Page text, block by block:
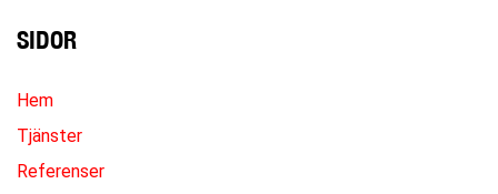
SIDOR
Hem
Tjänster
Referenser